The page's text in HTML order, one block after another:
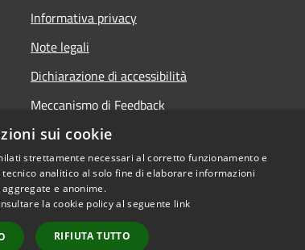
Informativa privacy
Note legali
Dichiarazione di accessibilità
Meccanismo di Feedback
sui cookie
strettamente necessari al corretto funzionamento e
analitico al solo fine di elaborare informazioni
e anonime.
la cookie policy al seguente link
RIFIUTA TUTTO